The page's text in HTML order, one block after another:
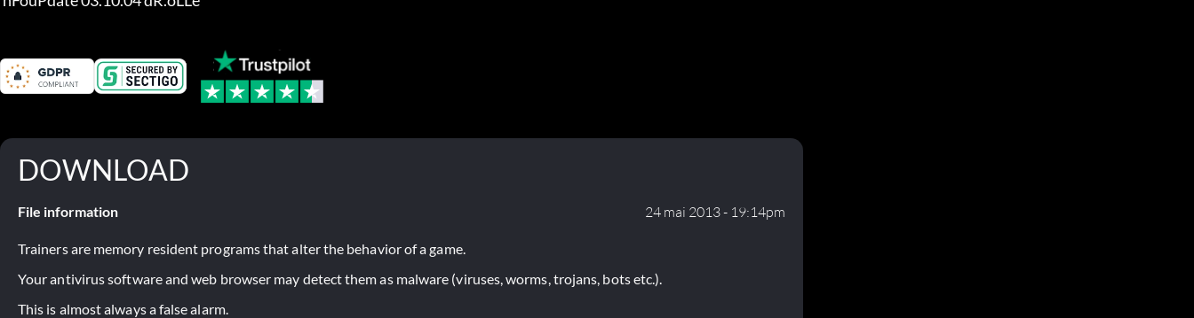
DOWNLOAD
File information 24 mai 2013 - 19:14pm
Trainers are memory resident programs that alter the behavior of a game.
Your antivirus software and web browser may detect them as malware (viruses, worms, trojans, bots etc.).
This is almost always a false alarm.